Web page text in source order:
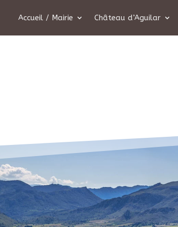
Accueil / Mairie Château d’Aguilar